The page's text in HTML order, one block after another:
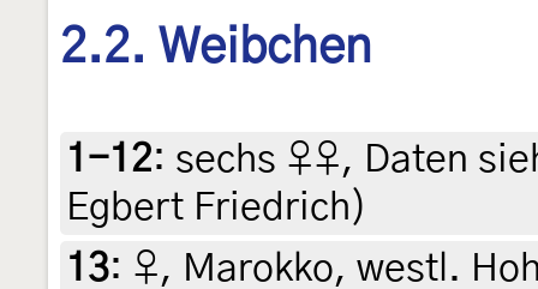
2.2. Weibchen
1-12: sechs ♀♀, Daten
Egbert Friedrich)
13: ♀, Marokko, westl.